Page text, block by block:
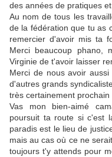
des années de pratiques et
Au nom de tous les
de la fédération que tu as
remercier d'avoir mis ta
Merci beaucoup phano,
Virginie de t'avoir laisser
Merci de nous avoir
d'autres grands
très certainement prochain
Vas mon bien-aimé
poursuit ta route si c'est
paradis est le lieu de
mais au cas où ce ne
toujours t'y attends pour